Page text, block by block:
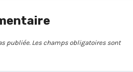
publiée. Les champs obligatoires sont